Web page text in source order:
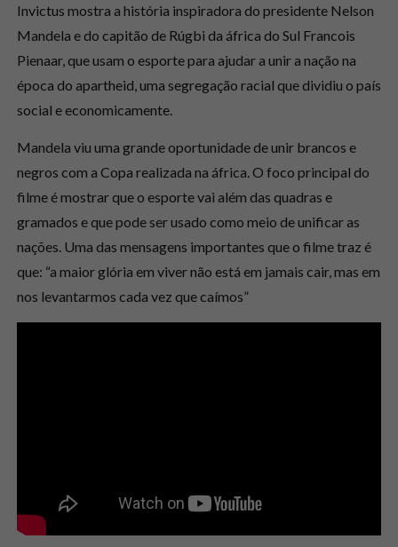
Invictus mostra a história inspiradora do presidente Nelson
Mandela e do capitão de Rúgbi da áfrica do Sul Francois
Pienaar, que usam o esporte para ajudar a unir a nação na
época do apartheid, uma segregação racial que dividiu o país
social e economicamente.
Mandela viu uma grande oportunidade de unir brancos e
negros com a Copa realizada na áfrica. O foco principal do
filme é mostrar que o esporte vai além das quadras e
gramados e que pode ser usado como meio de unificar as
nações. Uma das mensagens importantes que o filme traz é
que: “a maior glória em viver não está em jamais cair, mas em
nos levantarmos cada vez que caímos”